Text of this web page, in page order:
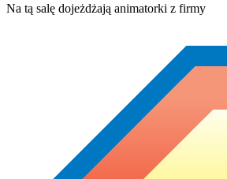
Na tą salę dojeżdżają animatorki z firmy